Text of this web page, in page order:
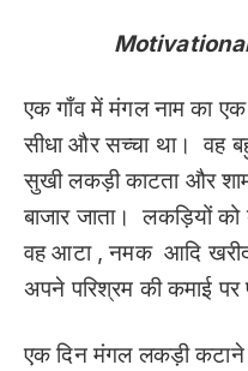
एक गाँव में मंगल नाम का
सीधा और सच्चा था। वह
सुखी लकड़ी काटता और
बाजार जाता। लकड़ियों
वह आटा , नमक आदि
अपने परिश्रम की कमाई पर
एक दिन मंगल लकड़ी